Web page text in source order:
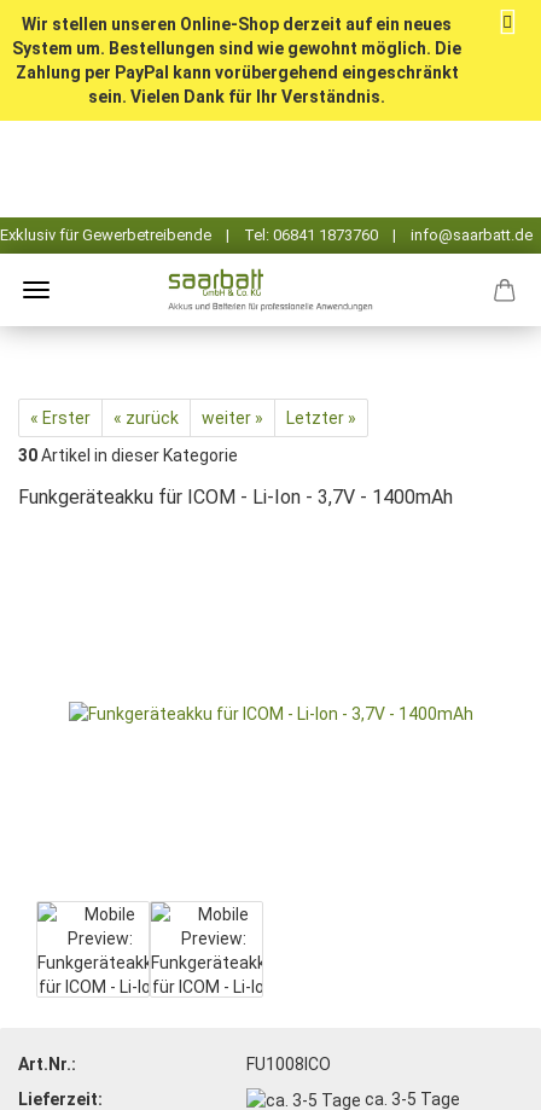
Wir stellen unseren Online-Shop derzeit auf ein neues
System um. Bestellungen sind wie gewohnt möglich. Die
Zahlung per PayPal kann vorübergehend eingeschränkt
sein. Vielen Dank für Ihr Verständnis.
« Erster « zurück weiter »
Letzter »
30Artikel in dieser Kategorie
Funkgeräteakku für ICOM - Li-Ion - 3,7V - 1400mAh
Art.Nr.:
FU1008ICO
Lieferzeit:
ca. 3-5 Tage